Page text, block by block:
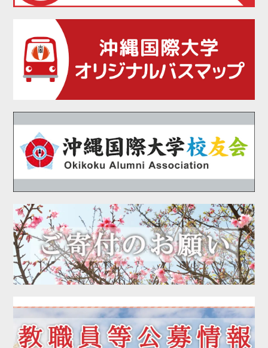
2021年05月
2021年04月
2021年02月
2021年01月
2020年12月
2020年11月
2020年09月
2020年08月
2020年07月
2020年06月
2020年05月
2020年04月
2020年03月
2020年01月
2019年12月
2019年11月
2019年10月
2019年09月